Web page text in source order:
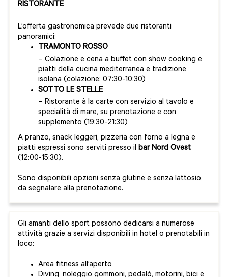
RISTORANTE
L’offerta gastronomica prevede due ristoranti
panoramici:
TRAMONTO ROSSO
– Colazione e cena a buffet con show cooking e
piatti della cucina mediterranea e tradizione
isolana (colazione: 07:30-10:30)
SOTTO LE STELLE
– Ristorante à la carte con servizio al tavolo e
specialità di mare, su prenotazione e con
supplemento (19:30-21:30)
A pranzo, snack leggeri, pizzeria con forno a legna e
piatti espressi sono serviti presso il bar Nord Ovest
(12:00-15:30).
Sono disponibili opzioni senza glutine e senza lattosio,
da segnalare alla prenotazione.
Gli amanti dello sport possono dedicarsi a numerose
attività grazie a servizi disponibili in hotel o prenotabili in
loco:
Area fitness all’aperto